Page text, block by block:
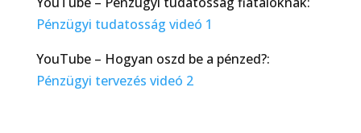
Pénzügyi tudatosság videó 1
YouTube – Hogyan oszd be a pénzed?:
Pénzügyi tervezés videó 2